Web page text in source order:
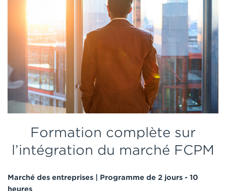
Formation complète sur
l’intégration du marché FCPM
Marché des entreprises | Programme de 2 jours - 10
heures